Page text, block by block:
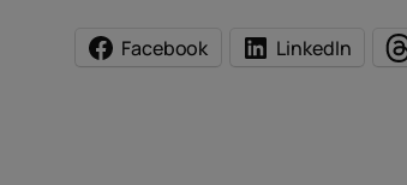
Facebook LinkedIn